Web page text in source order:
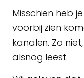
Misschien heb
voorbij zien
kanalen. Zo
alsnog leest.